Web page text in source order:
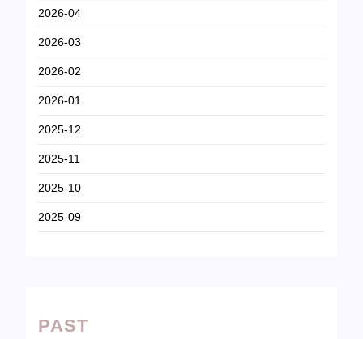
2026-04
2026-03
2026-02
2026-01
2025-12
2025-11
2025-10
2025-09
PAST